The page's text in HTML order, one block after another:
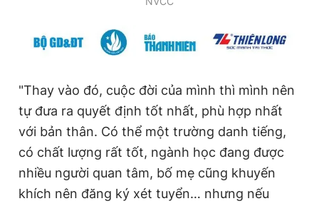
"Thay vào đó, cuộc đời của mình thì mình nên
tự đưa ra quyết định tốt nhất, phù hợp nhất
với bản thân. Có thể một trường danh tiếng,
có chất lượng rất tốt, ngành học đang được
nhiều người quan tâm, bố mẹ cũng khuyến
khích nên đăng ký xét tuyển… nhưng nếu